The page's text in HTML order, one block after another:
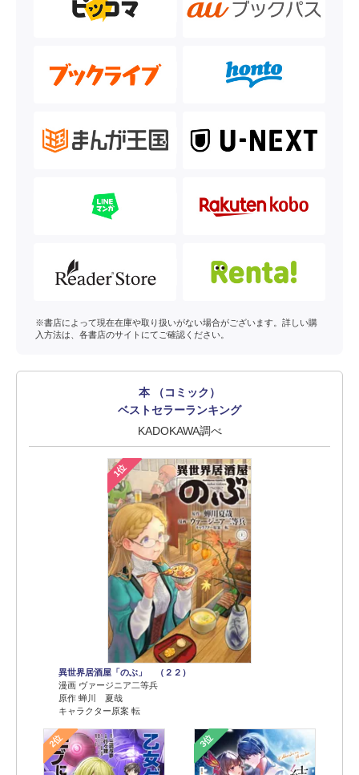
※書店によって現在在庫や取り扱いがない場合がございます。詳しい購
入方法は、各書店のサイトにてご確認ください。
本 （コミック）
ベストセラーランキング
KADOKAWA調べ
1位
異世界居酒屋「のぶ」 （２２）
漫画 ヴァージニア二等兵
原作 蝉川 夏哉
キャラクター原案 転
2位 3位